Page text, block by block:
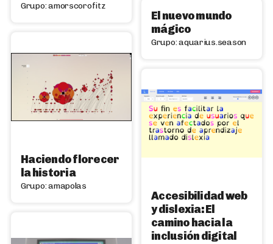
Grupo: amorscorofitz
El nuevo mundo
mágico
Grupo: aquarius.season
Haciendo florecer
la historia
Grupo: amapolas
Accesibilidad web
y dislexia: El
camino hacia la
inclusión digital